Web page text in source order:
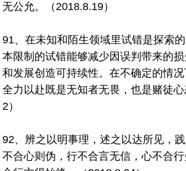
无公允。（2018.8.19）
91、在未知和陌生领域里试错是探索
本限制的试错能够减少因误判带来的
和发展创造可持续性。在不确定的情
全力以赴既是无知者无畏，也是赌徒
2）
92、辨之以明事理，述之以达所见，
不合心则伪，行不合言无信，心不合